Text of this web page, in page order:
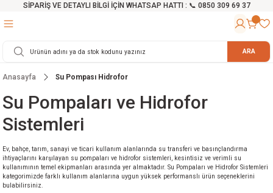
SİPARİŞ VE DETAYLI BİLGİ İÇİN WHATSAP HATTI : 📞 0850 309 69 37
Testereler
Kesme Makineleri
Cihazları
Ekipmanlar
Pompa
ve Arabalar
Malzemeleri ARA
Anasayfa Su Pompası Hidrofor
Su Pompaları ve Hidrofor
Sistemleri
Ev, bahçe, tarım, sanayi ve ticari kullanım alanlarında su transferi ve basınçlandırma
ihtiyaçlarını karşılayan su pompaları ve hidrofor sistemleri, kesintisiz ve verimli su
kullanımının temel ekipmanları arasında yer almaktadır. Su Pompaları ve Hidrofor Sistemleri
kategorimizde farklı kullanım alanlarına uygun yüksek performanslı ürün seçeneklerini
bulabilirsiniz.